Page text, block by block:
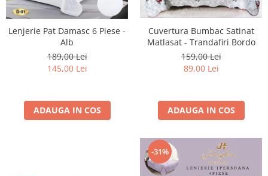
Lenjerie Pat Damasc 6 Piese -
Alb
189,00 Lei
145,00 Lei
ADAUGA IN COS
Cuvertura Bumbac Satinat
Matlasat - Trandafiri Bordo
159,00 Lei
89,00 Lei
ADAUGA IN COS
-31%